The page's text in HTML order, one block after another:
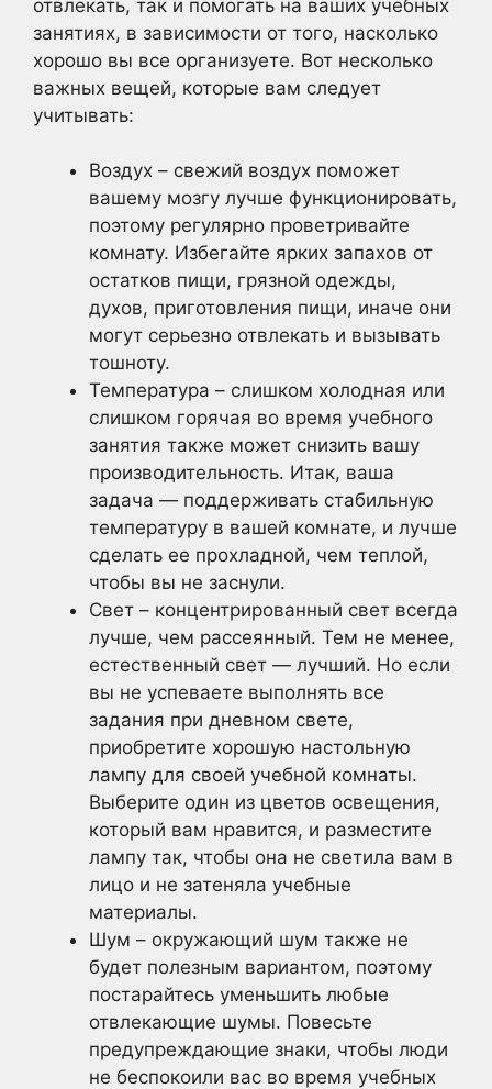
отвлекать, так и помогать на ваших учебных
занятиях, в зависимости от того, насколько
хорошо вы все организуете. Вот несколько
важных вещей, которые вам следует
учитывать:
Воздух – свежий воздух поможет
вашему мозгу лучше функционировать,
поэтому регулярно проветривайте
комнату. Избегайте ярких запахов от
остатков пищи, грязной одежды,
духов, приготовления пищи, иначе они
могут серьезно отвлекать и вызывать
тошноту.
Температура – слишком холодная или
слишком горячая во время учебного
занятия также может снизить вашу
производительность. Итак, ваша
задача — поддерживать стабильную
температуру в вашей комнате, и лучше
сделать ее прохладной, чем теплой,
чтобы вы не заснули.
Свет – концентрированный свет всегда
лучше, чем рассеянный. Тем не менее,
естественный свет — лучший. Но если
вы не успеваете выполнять все
задания при дневном свете,
приобретите хорошую настольную
лампу для своей учебной комнаты.
Выберите один из цветов освещения,
который вам нравится, и разместите
лампу так, чтобы она не светила вам в
лицо и не затеняла учебные
материалы.
Шум – окружающий шум также не
будет полезным вариантом, поэтому
постарайтесь уменьшить любые
отвлекающие шумы. Повесьте
предупреждающие знаки, чтобы люди
не беспокоили вас во время учебных